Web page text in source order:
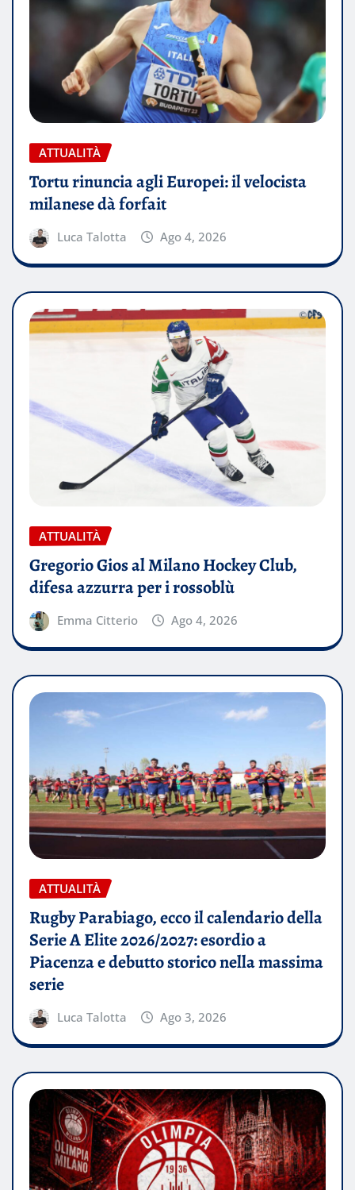
ATTUALITÀ
Tortu rinuncia agli Europei: il velocista
milanese dà forfait
Luca Talotta Ago 4, 2026
ATTUALITÀ
Gregorio Gios al Milano Hockey Club,
difesa azzurra per i rossoblù
Emma Citterio Ago 4, 2026
ATTUALITÀ
Rugby Parabiago, ecco il calendario della
Serie A Elite 2026/2027: esordio a
Piacenza e debutto storico nella massima
serie
Luca Talotta Ago 3, 2026